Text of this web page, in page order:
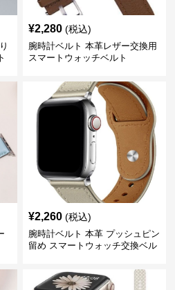
¥2,280 (税込)
腕時計ベルト 本革レザー交換用
スマートウォッチベルト
¥2,260 (税込)
腕時計ベルト 本革 プッシュピン
留め スマートウォッチ交換ベル